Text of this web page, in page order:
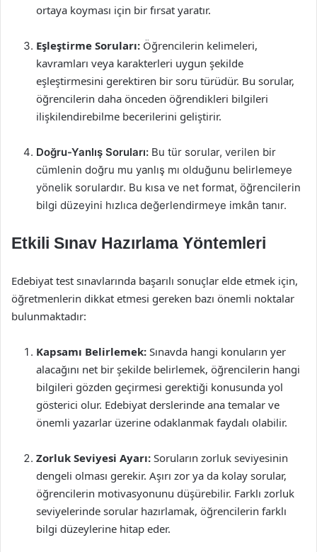
ortaya koyması için bir fırsat yaratır.
Eşleştirme Soruları: Öğrencilerin kelimeleri,
kavramları veya karakterleri uygun şekilde
eşleştirmesini gerektiren bir soru türüdür. Bu sorular,
öğrencilerin daha önceden öğrendikleri bilgileri
ilişkilendirebilme becerilerini geliştirir.
Doğru-Yanlış Soruları: Bu tür sorular, verilen bir
cümlenin doğru mu yanlış mı olduğunu belirlemeye
yönelik sorulardır. Bu kısa ve net format, öğrencilerin
bilgi düzeyini hızlıca değerlendirmeye imkân tanır.
Etkili Sınav Hazırlama Yöntemleri
Edebiyat test sınavlarında başarılı sonuçlar elde etmek için,
öğretmenlerin dikkat etmesi gereken bazı önemli noktalar
bulunmaktadır:
Kapsamı Belirlemek: Sınavda hangi konuların yer
alacağını net bir şekilde belirlemek, öğrencilerin hangi
bilgileri gözden geçirmesi gerektiği konusunda yol
gösterici olur. Edebiyat derslerinde ana temalar ve
önemli yazarlar üzerine odaklanmak faydalı olabilir.
Zorluk Seviyesi Ayarı: Soruların zorluk seviyesinin
dengeli olması gerekir. Aşırı zor ya da kolay sorular,
öğrencilerin motivasyonunu düşürebilir. Farklı zorluk
seviyelerinde sorular hazırlamak, öğrencilerin farklı
bilgi düzeylerine hitap eder.